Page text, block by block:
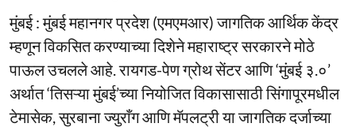
मुंबई : मुंबई महानगर प्रदेश (एमएमआर) जागतिक आर्थिक केंद्र
म्हणून विकसित करण्याच्या दिशेने महाराष्ट्र सरकारने मोठे
पाऊल उचलले आहे. रायगड-पेण ग्रोथ सेंटर आणि ‘मुंबई ३.०’
अर्थात ‘तिसऱ्या मुंबई’च्या नियोजित विकासासाठी सिंगापूरमधील
टेमासेक, सुरबाना ज्युराँग आणि मॅपलट्री या जागतिक दर्जाच्या